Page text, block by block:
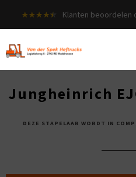
Klanten beoordelen
Jungheinrich
DEZE STAPELAAR WORDT IN